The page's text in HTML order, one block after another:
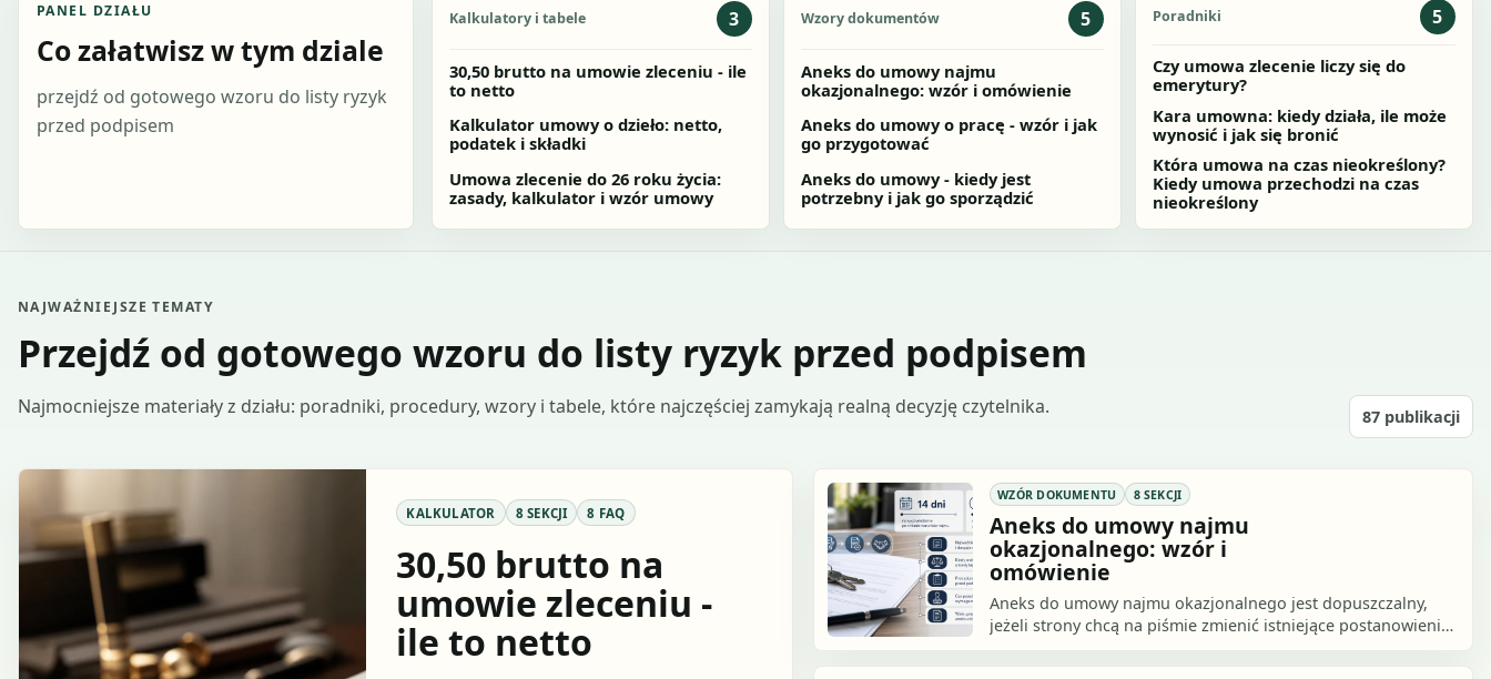
PANEL DZIAŁU
Co załatwisz w tym dziale
przejdź od gotowego wzoru do listy ryzyk
przed podpisem
Kalkulatory i tabele 3
30,50 brutto na umowie zleceniu - ile
to netto
Kalkulator umowy o dzieło: netto,
podatek i składki
Umowa zlecenie do 26 roku życia:
zasady, kalkulator i wzór umowy
Wzory dokumentów 5
Aneks do umowy najmu
okazjonalnego: wzór i omówienie
Aneks do umowy o pracę - wzór i jak
go przygotować
Aneks do umowy - kiedy jest
potrzebny i jak go sporządzić
Poradniki 5
Czy umowa zlecenie liczy się do
emerytury?
Kara umowna: kiedy działa, ile może
wynosić i jak się bronić
Która umowa na czas nieokreślony?
Kiedy umowa przechodzi na czas
nieokreślony
NAJWAŻNIEJSZE TEMATY
Przejdź od gotowego wzoru do listy ryzyk przed podpisem
Najmocniejsze materiały z działu: poradniki, procedury, wzory i tabele, które najczęściej zamykają realną decyzję czytelnika. 87publikacji
KALKULATOR 8 SEKCJI 8 FAQ
30,50 brutto na
umowie zleceniu -
ile to netto
WZÓR DOKUMENTU 8 SEKCJI
Aneks do umowy najmu
okazjonalnego: wzór i
omówienie
Aneks do umowy najmu okazjonalnego jest dopuszczalny,
jeżeli strony chcą na piśmie zmienić istniejące postanowienia,